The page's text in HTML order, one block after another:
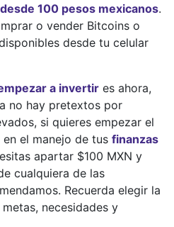
desde 100 pesos mexicanos.
o vender Bitcoins o
desde tu celular
a invertir es ahora,
no hay pretextos por
si quieres empezar el
el manejo de tus finanzas
apartar $100 MXN y
cualquiera de las
Recuerda elegir la
necesidades y